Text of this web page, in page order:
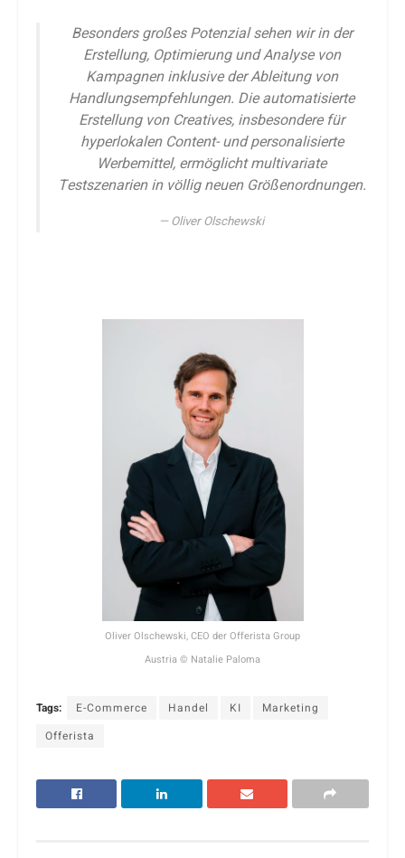
Besonders großes Potenzial sehen wir in der
Erstellung, Optimierung und Analyse von
Kampagnen inklusive der Ableitung von
Handlungsempfehlungen. Die automatisierte
Erstellung von Creatives, insbesondere für
hyperlokalen Content- und personalisierte
Werbemittel, ermöglicht multivariate
Testszenarien in völlig neuen Größenordnungen.
Oliver Olschewski
Oliver Olschewski, CEO der Offerista Group
Austria © Natalie Paloma
Tags: E-Commerce Handel KI
Marketing
Offerista